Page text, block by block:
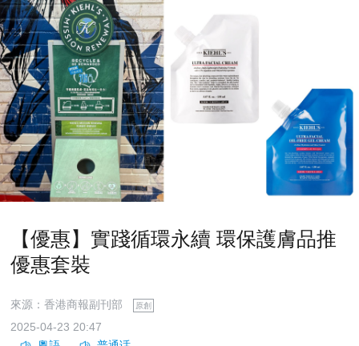
【優惠】實踐循環永續 環保護膚品推
優惠套裝
來源：香港商報副刊部 原創
2025-04-23 20:47